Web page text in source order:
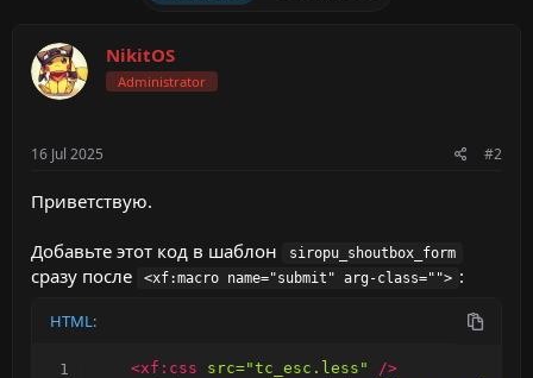
NikitOS
Administrator
16 Jul 2025 #2
Приветствую.
Добавьте этот код в шаблон siropu_shoutbox_form
сразу после <xf:macro name="submit" arg-class=""> :
HTML:
<xf: css src="tc_esc.less "
/>